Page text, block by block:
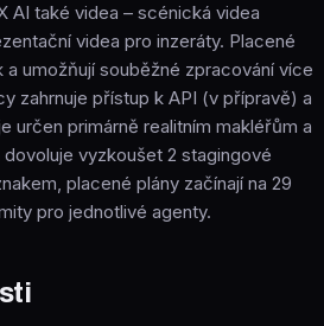
AI také videa – scénická videa
videa pro inzeráty. Placené
umožňují souběžné zpracování více
zahrnuje přístup k API (v přípravě) a
určen primárně realitním makléřům a
vyzkoušet 2 stagingové
placené plány začínají na 29
pro jednotlivé agenty.